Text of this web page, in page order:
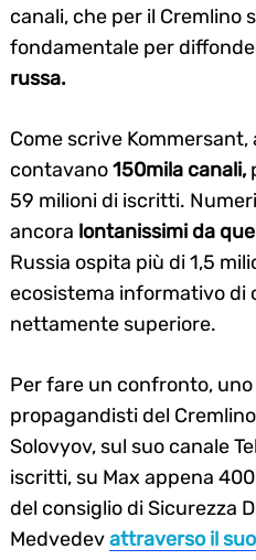
canali, che per il Cremlino
fondamentale per
russa.
Come scrive
contavano150mila canali,
59 milioni di iscritti.
ancora lontanissimi da
Russia ospita più di 1,5
ecosistema informativo di
nettamente superiore.
Per fare un confronto,
propagandisti del
Solovyov, sul suo canale
iscritti, su Max appena
del consiglio di Sicurezza
Medvedevattraverso il
Search